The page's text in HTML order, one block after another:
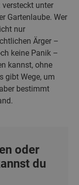
unter
Gartenlaube. Wer
nur
Ärger –
keine Panik –
kannst, ohne
gibt Wege, um
bestimmt
oder
du